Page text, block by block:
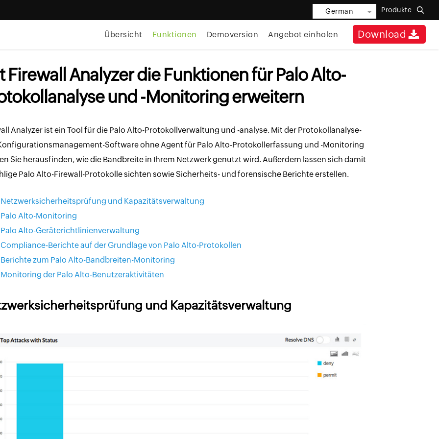
German Produkte
Download
Übersicht Funktionen Demoversion Angebot einholen
Firewall Analyzer die Funktionen für Palo Alto-
und -Monitoring erweitern
Analyzer ist ein Tool für die Palo Alto-Protokollverwaltung und -analyse. Mit der Protokollanalyse-
Software ohne Agent für Palo Alto-Protokollerfassung und -Monitoring
Sie herausfinden, wie die Bandbreite in Ihrem Netzwerk genutzt wird. Außerdem lassen sich damit
Palo Alto-Firewall-Protokolle sichten sowie Sicherheits- und forensische Berichte erstellen.
Netzwerksicherheitsprüfung und Kapazitätsverwaltung
Palo Alto-Monitoring
Palo Alto-Geräterichtlinienverwaltung
Compliance-Berichte auf der Grundlage von Palo Alto-Protokollen
Berichte zum Palo Alto-Bandbreiten-Monitoring
Monitoring der Palo Alto-Benutzeraktivitäten
und Kapazitätsverwaltung